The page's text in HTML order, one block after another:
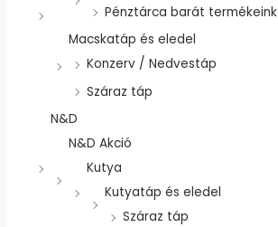
Pénztárca barát termékeink
Macskatáp és eledel
Konzerv / Nedvestáp
Száraz táp
N&D
N&D Akció
Kutya
Kutyatáp és eledel
Száraz táp